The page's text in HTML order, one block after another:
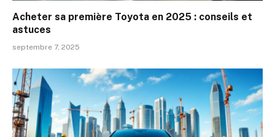
Acheter sa première Toyota en 2025 : conseils et
astuces
septembre 7, 2025